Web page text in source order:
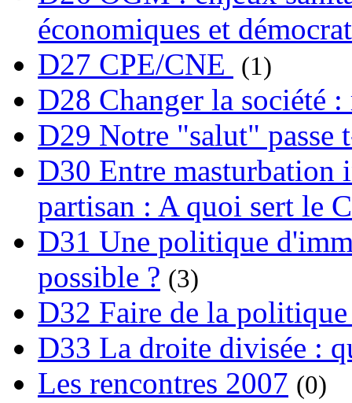
économiques et
D27 CPE/CNE
(1)
D28 Changer la société
D29 Notre "salut" passe
D30 Entre masturbation
partisan : A quoi sert le
D31 Une politique
possible ? (3)
D32 Faire de la
D33 La droite divisée :
Les rencontres 2007 (0)